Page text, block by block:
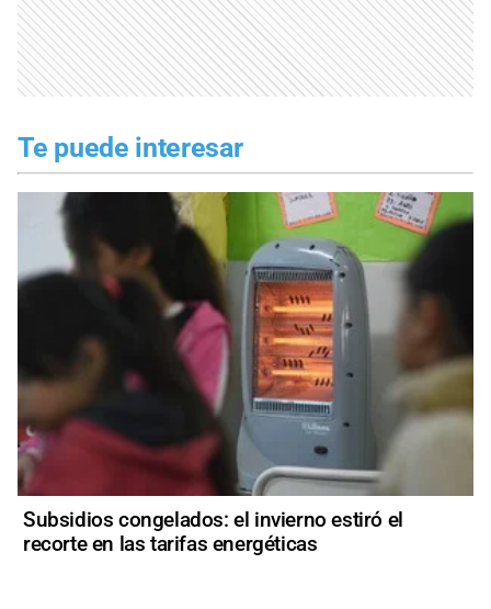
Te puede interesar
Subsidios congelados: el invierno estiró el
recorte en las tarifas energéticas